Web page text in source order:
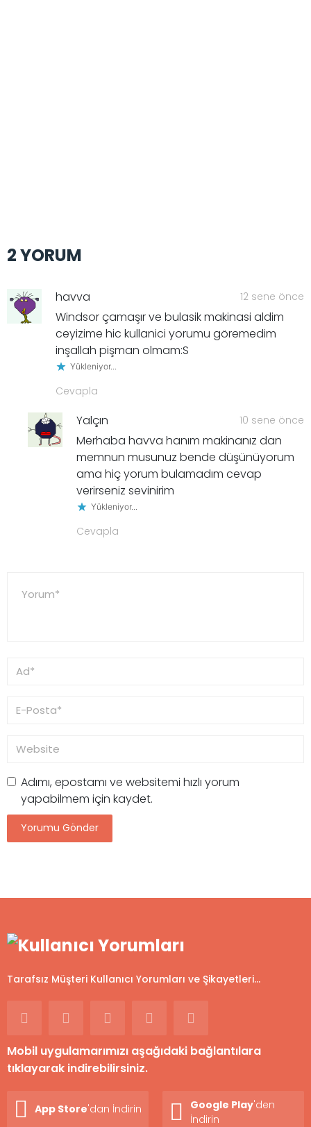
2 YORUM
havva 12 sene önce
Windsor çamaşır ve bulasik makinasi aldim
ceyizime hic kullanici yorumu göremedim
inşallah pişman olmam:S
Yükleniyor...
Cevapla
Yalçın 10 sene önce
Merhaba havva hanım makinanız dan
memnun musunuz bende düşünüyorum
ama hiç yorum bulamadım cevap
verirseniz sevinirim
Yükleniyor...
Cevapla
Adımı, epostamı ve websitemi hızlı yorum
yapabilmem için kaydet.
Tarafsız Müşteri Kullanıcı Yorumları ve Şikayetleri...
Mobil uygulamarımızı aşağıdaki bağlantılara
tıklayarak indirebilirsiniz.
App Store'dan İndirin Google Play'den
İndirin